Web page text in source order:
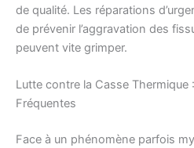
de qualité. Les réparations
de prévenir l’aggravation des
peuvent vite grimper.
Lutte contre la Casse Thermique
Fréquentes
Face à un phénomène parfois